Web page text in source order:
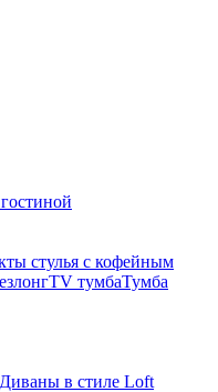
стулья с кофейным
TV тумбаТумба
Диваны в стиле Loft